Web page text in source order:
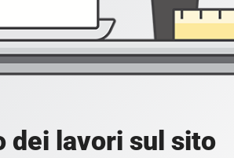
dei lavori sul sito